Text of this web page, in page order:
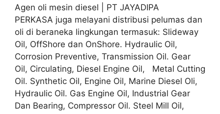
Agen oli mesin diesel | PT JAYADIPA
PERKASA juga melayani distribusi pelumas dan
oli di beraneka lingkungan termasuk: Slideway
Oil, OffShore dan OnShore. Hydraulic Oil,
Corrosion Preventive, Transmission Oil. Gear
Oil, Circulating, Diesel Engine Oil, Metal Cutting
Oil. Synthetic Oil, Engine Oil, Marine Diesel Oli,
Hydraulic Oil. Gas Engine Oil, Industrial Gear
Dan Bearing, Compressor Oil. Steel Mill Oil,